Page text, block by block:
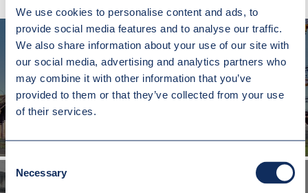
We use cookies to personalise content and ads, to
provide social media features and to analyse our traffic.
We also share information about your use of our site with
our social media, advertising and analytics partners who
may combine it with other information that you’ve
provided to them or that they’ve collected from your use
of their services.
Consent
Selection
Necessary